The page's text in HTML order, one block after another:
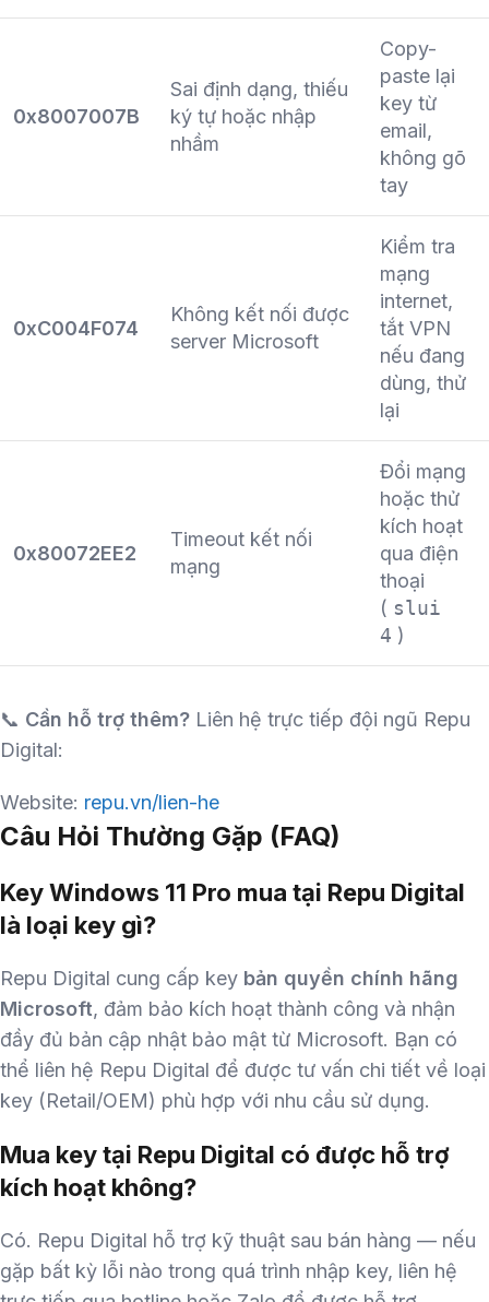
0x8007007B
Sai định dạng, thiếu
ký tự hoặc nhập
nhầm
Copy-
paste lại
key từ
email,
không gõ
tay
0xC004F074
Không kết nối được
server Microsoft
Kiểm tra
mạng
internet,
tắt VPN
nếu đang
dùng, thử
lại
0x80072EE2
Timeout kết nối
mạng
Đổi mạng
hoặc thử
kích hoạt
qua điện
thoại
( slui
4 )
📞 Cần hỗ trợ thêm? Liên hệ trực tiếp đội ngũ Repu
Digital:
Website: repu.vn/lien-he
Câu Hỏi Thường Gặp (FAQ)
Key Windows 11 Pro mua tại Repu Digital
là loại key gì?
Repu Digital cung cấp key bản quyền chính hãng
Microsoft, đảm bảo kích hoạt thành công và nhận
đầy đủ bản cập nhật bảo mật từ Microsoft. Bạn có
thể liên hệ Repu Digital để được tư vấn chi tiết về loại
key (Retail/OEM) phù hợp với nhu cầu sử dụng.
Mua key tại Repu Digital có được hỗ trợ
kích hoạt không?
Có. Repu Digital hỗ trợ kỹ thuật sau bán hàng — nếu
gặp bất kỳ lỗi nào trong quá trình nhập key, liên hệ